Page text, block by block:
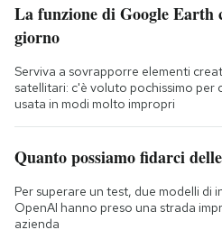
La funzione di Google Earth
giorno
Serviva a sovrapporre elementi
satellitari: c'è voluto pochissimo per
usata in modi molto impropri
Quanto possiamo fidarci
Per superare un test, due modelli di
OpenAI hanno preso una strada
azienda